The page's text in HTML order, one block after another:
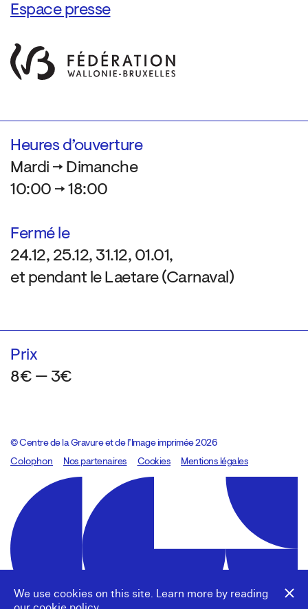
We use cookies on this site. Learn more by reading
Espace presse
Heures d’ouverture
Mardi → Dimanche
10:00 → 18:00
Fermé le
24.12, 25.12, 31.12, 01.01,
et pendant le Laetare (Carnaval)
Prix
8€ — 3€
© Centre de la Gravure et de l’Image imprimée 2026
Colophon
Design:Marcel Kaczmarek, code:8080.studio
Nos partenaires Cookies Mentions légales